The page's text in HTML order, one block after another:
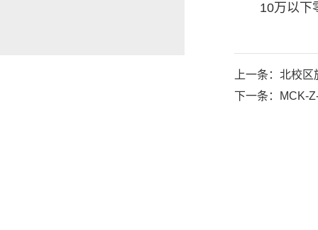
10万以下
上一条：北校
下一条：MCK-